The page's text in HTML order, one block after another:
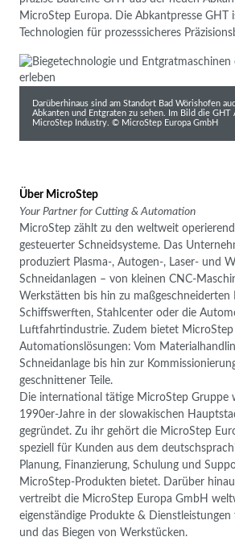
MicroStep Europa. Die Abkantpresse GHT
Technologien für prozesssicheres
Darüberhinaus sind am Standort Bad Wörishofen
Abkanten und Entgraten zu sehen. Im Bild die GHT
MicroStep Industry. © MicroStep Europa GmbH
Über MicroStep
Your Partner for Cutting & Automation
MicroStep zählt zu den weltweit
gesteuerter Schneidsysteme. Das
produziert Plasma-, Autogen-, Laser- und
Schneidanlagen – von kleinen CNC-
Werkstätten bis hin zu maßgeschneiderten
Schiffswerften, Stahlcenter oder die
Luftfahrtindustrie. Zudem bietet
Automationslösungen: Vom
Schneidanlage bis hin zur
geschnittener Teile.
Die international tätige MicroStep Gruppe
1990er-Jahre in der slowakischen
gegründet. Zu ihr gehört die MicroStep
speziell für Kunden aus dem
Planung, Finanzierung, Schulung und
MicroStep-Produkten bietet. Darüber
vertreibt die MicroStep Europa GmbH
eigenständige Produkte &
und das Biegen von Werkstücken.